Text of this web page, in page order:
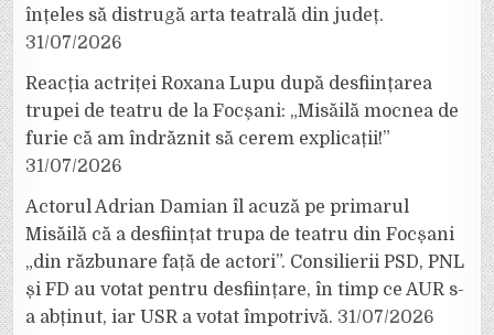
înțeles să distrugă arta teatrală din județ.
31/07/2026
Reacția actriței Roxana Lupu după desființarea
trupei de teatru de la Focșani: „Misăilă mocnea de
furie că am îndrăznit să cerem explicații!”
31/07/2026
Actorul Adrian Damian îl acuză pe primarul
Misăilă că a desființat trupa de teatru din Focșani
„din răzbunare față de actori”. Consilierii PSD, PNL
și FD au votat pentru desființare, în timp ce AUR s-
a abținut, iar USR a votat împotrivă. 31/07/2026